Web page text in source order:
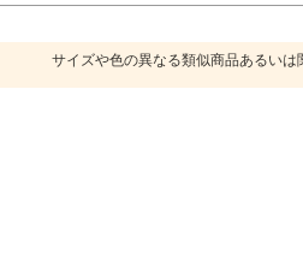
サイズや色の異なる類似商品あるい